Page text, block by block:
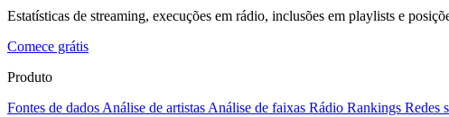
Estatísticas de streaming, execuções em rádio, inclusões em playlists e
Comece grátis
Produto
Fontes de dados Análise de artistas Análise de faixas Rádio Rankings Redes